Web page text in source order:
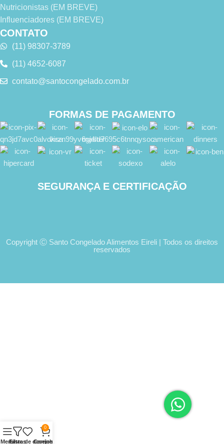
Nutricionistas (EM BREVE)
Influenciadores (EM BREVE)
CONTATO
(11) 98307-3789
(11) 4652-6087
contato@santocongelado.com.br
FORMAS DE PAGAMENTO
SEGURANÇA E CERTIFICAÇÃO
Copyright Ⓒ Santo Congelado Alimentos Eireli | Todos os direitos
reservados
MenuFiltros
Lista de desejos
0
Carrinho